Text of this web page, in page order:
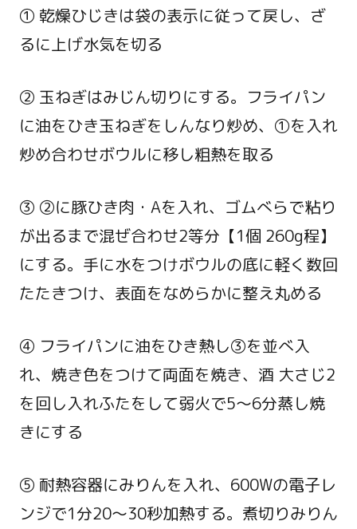
① 乾燥ひじきは袋の表示に従って戻し、ざ
るに上げ水気を切る
② 玉ねぎはみじん切りにする。フライパン
に油をひき玉ねぎをしんなり炒め、①を入れ
炒め合わせボウルに移し粗熱を取る
③ ②に豚ひき肉・Aを入れ、ゴムべらで粘り
が出るまで混ぜ合わせ2等分【1個 260g程】
にする。手に水をつけボウルの底に軽く数回
たたきつけ、表面をなめらかに整え丸める
④ フライパンに油をひき熱し③を並べ入
れ、焼き色をつけて両面を焼き、酒 大さじ2
を回し入れふたをして弱火で5～6分蒸し焼
きにする
⑤ 耐熱容器にみりんを入れ、600Wの電子レ
ンジで1分20～30秒加熱する。煮切りみりん